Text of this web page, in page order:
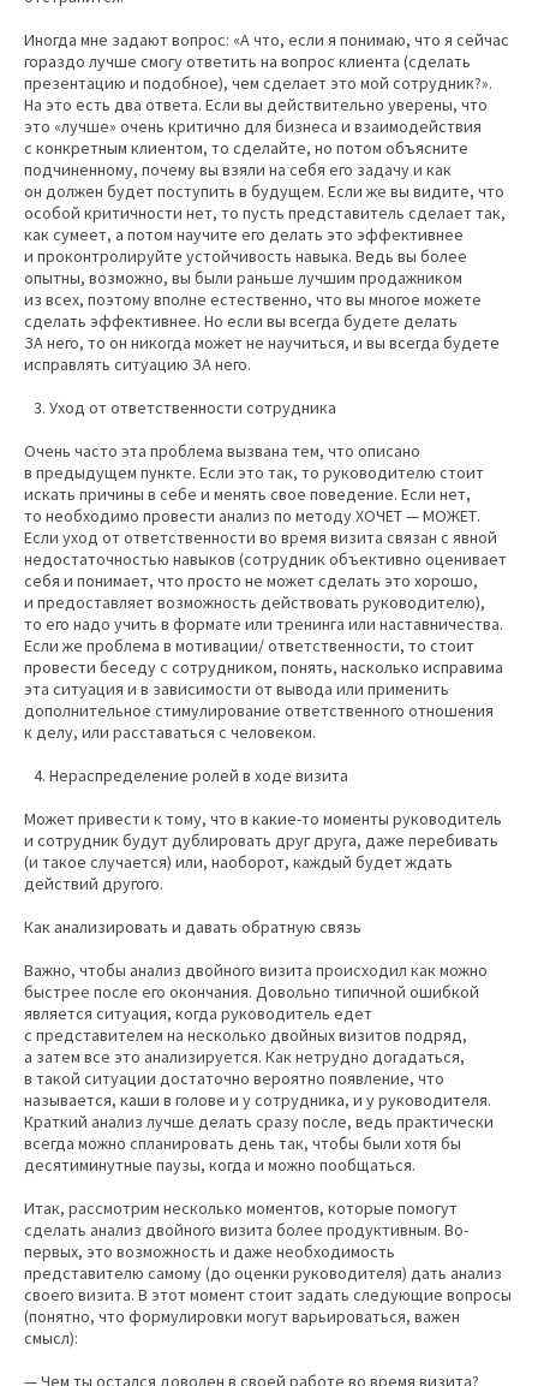
Иногда мне задают вопрос: «А что, если я понимаю, что я сейчас
гораздо лучше смогу ответить на вопрос клиента (сделать
презентацию и подобное), чем сделает это мой сотрудник?».
На это есть два ответа. Если вы действительно уверены, что
это «лучше» очень критично для бизнеса и взаимодействия
с конкретным клиентом, то сделайте, но потом объясните
подчиненному, почему вы взяли на себя его задачу и как
он должен будет поступить в будущем. Если же вы видите, что
особой критичности нет, то пусть представитель сделает так,
как сумеет, а потом научите его делать это эффективнее
и проконтролируйте устойчивость навыка. Ведь вы более
опытны, возможно, вы были раньше лучшим продажником
из всех, поэтому вполне естественно, что вы многое можете
сделать эффективнее. Но если вы всегда будете делать
ЗА него, то он никогда может не научиться, и вы всегда будете
исправлять ситуацию ЗА него.
Уход от ответственности сотрудника
Очень часто эта проблема вызвана тем, что описано
в предыдущем пункте. Если это так, то руководителю стоит
искать причины в себе и менять свое поведение. Если нет,
то необходимо провести анализ по методу ХОЧЕТ — МОЖЕТ.
Если уход от ответственности во время визита связан с явной
недостаточностью навыков (сотрудник объективно оценивает
себя и понимает, что просто не может сделать это хорошо,
и предоставляет возможность действовать руководителю),
то его надо учить в формате или тренинга или наставничества.
Если же проблема в мотивации/ ответственности, то стоит
провести беседу с сотрудником, понять, насколько исправима
эта ситуация и в зависимости от вывода или применить
дополнительное стимулирование ответственного отношения
к делу, или расставаться с человеком.
Нераспределение ролей в ходе визита
Может привести к тому, что в какие-то моменты руководитель
и сотрудник будут дублировать друг друга, даже перебивать
(и такое случается) или, наоборот, каждый будет ждать
действий другого.
Как анализировать и давать обратную связь
Важно, чтобы анализ двойного визита происходил как можно
быстрее после его окончания. Довольно типичной ошибкой
является ситуация, когда руководитель едет
с представителем на несколько двойных визитов подряд,
а затем все это анализируется. Как нетрудно догадаться,
в такой ситуации достаточно вероятно появление, что
называется, каши в голове и у сотрудника, и у руководителя.
Краткий анализ лучше делать сразу после, ведь практически
всегда можно спланировать день так, чтобы были хотя бы
десятиминутные паузы, когда и можно пообщаться.
Итак, рассмотрим несколько моментов, которые помогут
сделать анализ двойного визита более продуктивным. Во-
первых, это возможность и даже необходимость
представителю самому (до оценки руководителя) дать анализ
своего визита. В этот момент стоит задать следующие вопросы
(понятно, что формулировки могут варьироваться, важен
смысл):
— Чем ты остался доволен в своей работе во время визита?